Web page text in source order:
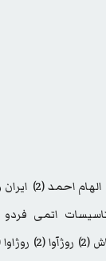
الهام احمد(2)
اتمی فردو
(2) روژآوا(2) روژاوا